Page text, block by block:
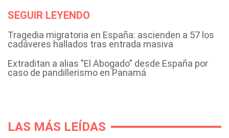
SEGUIR LEYENDO
Tragedia migratoria en España: ascienden a 57 los
cadáveres hallados tras entrada masiva
Extraditan a alias "El Abogado" desde España por
caso de pandillerismo en Panamá
LAS MÁS LEÍDAS